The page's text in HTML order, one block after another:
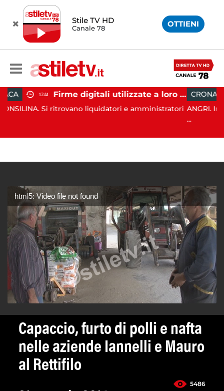
Stile TV HD
Canale 78 OTTIENI
Firme digitali utilizzate a loro insaputa: 9 indagati nel Vallo di Diano
liquidatori e amministratori
CRONACA 11:39
ANGRI. In data 6 agosto
html5: Video file not found
Capaccio, furto di polli e nafta
nelle aziende Iannelli e Mauro
al Rettifilo
5486